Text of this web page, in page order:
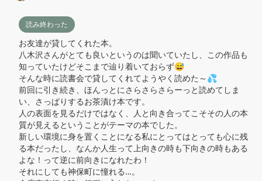
読み終わった
お友達が貸してくれた本。
八木沢さんがとても良いというのは聞いていたし、この作品も
知っていたけどそこまで辿り着いておらず😅
そんな時に読書会で貸してくれてようやく読めた～💦
前回に引き続き、ほんっとにさらさらさらーっと読めてしま
い、さっぱりするお茶漬け本です。
人の表面を見るだけではなく、人と向き合ってこそその人の本
質が見えるということがテーマの本でした。
新しい環境に身を置くことになる私にとってはとっても心に残
る本だったし、なんか人生って上向きの時も下向きの時もある
よな！って逆に前向きになれたわ！
それにしても神保町に憧れる…。